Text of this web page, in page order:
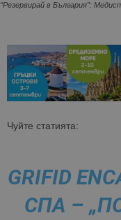
“Резервирай в България”:
Чуйте статията:
GRIFID
СПА –